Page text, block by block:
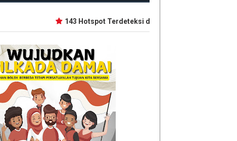
143 Hotspot Terdeteksi di Riau, Rohil Terbanyak